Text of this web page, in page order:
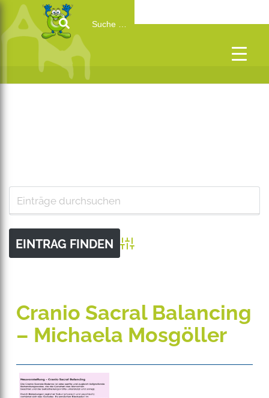
for:
Advanced Search
Cranio Sacral Balancing
– Michaela Mosgöller